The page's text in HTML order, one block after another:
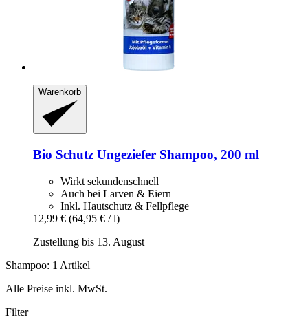
Warenkorb
Bio Schutz Ungeziefer Shampoo, 200 ml
Wirkt sekundenschnell
Auch bei Larven & Eiern
Inkl. Hautschutz & Fellpflege
12,99 € (64,95 € / l)
Zustellung bis 13. August
Shampoo: 1 Artikel
Alle Preise inkl. MwSt.
Filter